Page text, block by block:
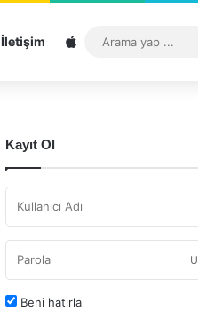
İletişim Sitemap
Kayıt Ol
Beni hatırla